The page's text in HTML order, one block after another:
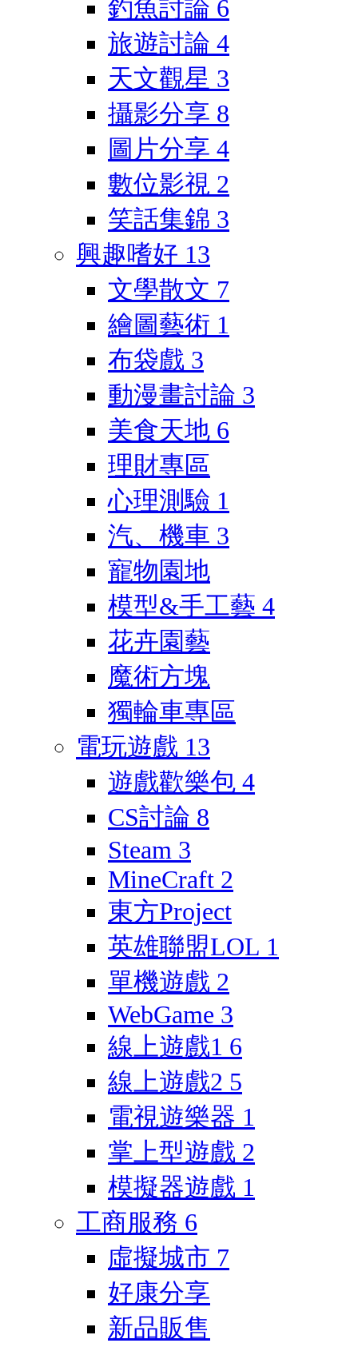
釣魚討論 6
旅遊討論 4
天文觀星 3
攝影分享 8
圖片分享 4
數位影視 2
笑話集錦 3
興趣嗜好 13
文學散文 7
繪圖藝術 1
布袋戲 3
動漫畫討論 3
美食天地 6
理財專區
心理測驗 1
汽、機車 3
寵物園地
模型&手工藝 4
花卉園藝
魔術方塊
獨輪車專區
電玩遊戲 13
遊戲歡樂包 4
CS討論 8
Steam 3
MineCraft 2
東方Project
英雄聯盟LOL 1
單機遊戲 2
WebGame 3
線上遊戲1 6
線上遊戲2 5
電視遊樂器 1
掌上型遊戲 2
模擬器遊戲 1
工商服務 6
虛擬城市 7
好康分享
新品販售